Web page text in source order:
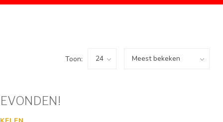
Toon: